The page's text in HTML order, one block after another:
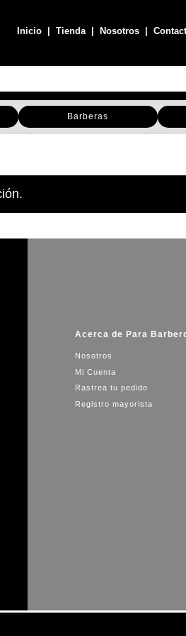
Inicio |Tienda| Nosotros |
Barberas
Acerca de Para
Nosotros
Mi Cuenta
Rastrea tu pedido
Registro mayorista